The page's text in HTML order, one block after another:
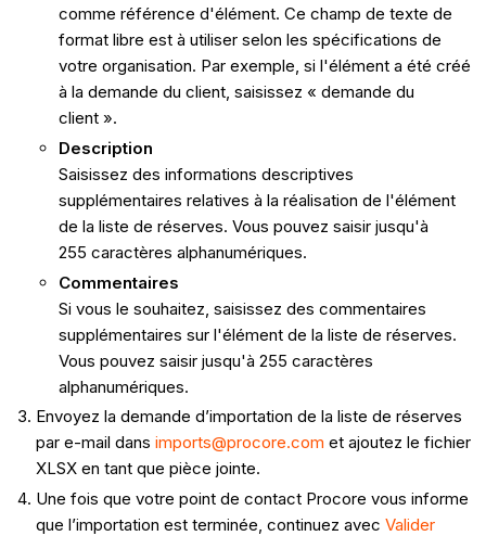
comme référence d'élément. Ce champ de texte de
format libre est à utiliser selon les spécifications de
votre organisation. Par exemple, si l'élément a été créé
à la demande du client, saisissez « demande du
client ».
Description
Saisissez des informations descriptives
supplémentaires relatives à la réalisation de l'élément
de la liste de réserves. Vous pouvez saisir jusqu'à
255 caractères alphanumériques.
Commentaires
Si vous le souhaitez, saisissez des commentaires
supplémentaires sur l'élément de la liste de réserves.
Vous pouvez saisir jusqu'à 255 caractères
alphanumériques.
Envoyez la demande d’importation de la liste de réserves
par e-mail dans imports@procore.com et ajoutez le fichier
XLSX en tant que pièce jointe.
Une fois que votre point de contact Procore vous informe
que l’importation est terminée, continuez avec Valider